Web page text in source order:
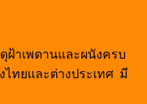
ฝ้าเพดานและผนังครบ
ทยและต่างประเทศ มี